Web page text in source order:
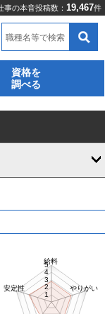
事の本音投稿数： 19,467件
職種名等で検索
資格を
調べる
1
2
3
4
5
給料
やりがい
安定性